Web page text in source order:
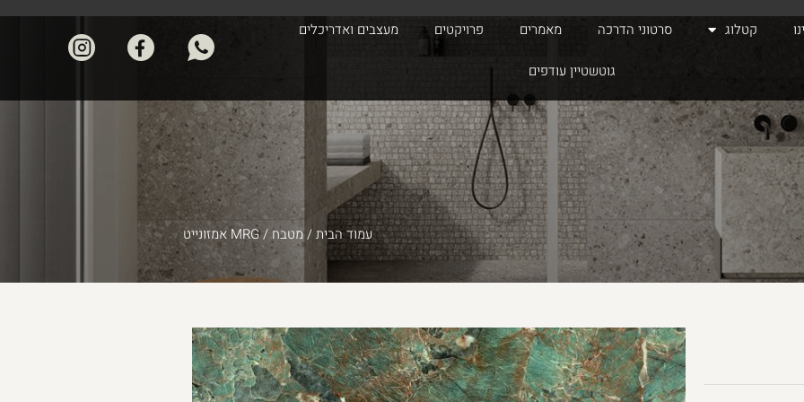
קטלוג סרטוני הדרכה מאמרים פרויקטים מעצבים ואדריכלים
גוטשטיין עודפים
עמוד הבית/מטבח / MRG אמזונייט